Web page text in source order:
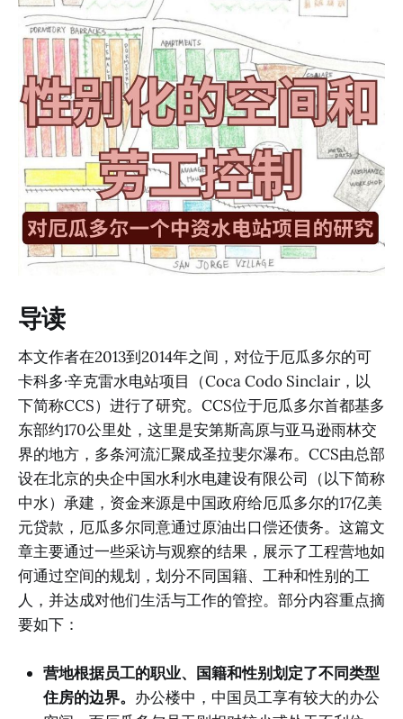
导读
本文作者在2013到2014年之间，对位于厄瓜多尔的可
卡科多·辛克雷水电站项目（Coca Codo Sinclair，以
下简称CCS）进行了研究。CCS位于厄瓜多尔首都基多
东部约170公里处，这里是安第斯高原与亚马逊雨林交
界的地方，多条河流汇聚成圣拉斐尔瀑布。CCS由总部
设在北京的央企中国水利水电建设有限公司（以下简称
中水）承建，资金来源是中国政府给厄瓜多尔的17亿美
元贷款，厄瓜多尔同意通过原油出口偿还债务。这篇文
章主要通过一些采访与观察的结果，展示了工程营地如
何通过空间的规划，划分不同国籍、工种和性别的工
人，并达成对他们生活与工作的管控。部分内容重点摘
要如下：
营地根据员工的职业、国籍和性别划定了不同类型
住房的边界。 办公楼中，中国员工享有较大的办公